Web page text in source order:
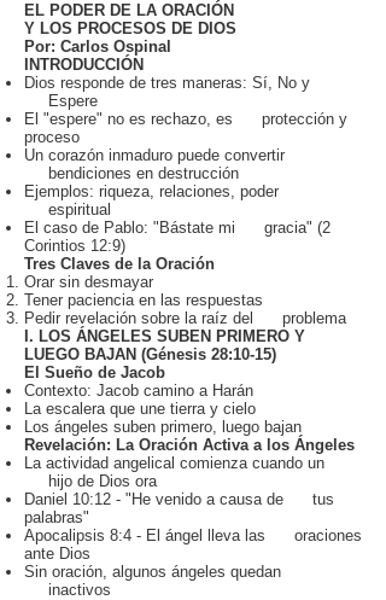
EL PODER DE LA ORACIÓN
Y LOS PROCESOS DE DIOS
Por: Carlos Ospinal
INTRODUCCIÓN
Dios responde de tres maneras: Sí, No y
Espere
El "espere" no es rechazo, es protección y
proceso
Un corazón inmaduro puede convertir
bendiciones en destrucción
Ejemplos: riqueza, relaciones, poder
espiritual
El caso de Pablo: "Bástate mi gracia" (2
Corintios 12:9)
Tres Claves de la Oración
Orar sin desmayar
Tener paciencia en las respuestas
Pedir revelación sobre la raíz del problema
I. LOS ÁNGELES SUBEN PRIMERO Y
LUEGO BAJAN (Génesis 28:10-15)
El Sueño de Jacob
Contexto: Jacob camino a Harán
La escalera que une tierra y cielo
Los ángeles suben primero, luego bajan
Revelación: La Oración Activa a los Ángeles
La actividad angelical comienza cuando un
hijo de Dios ora
Daniel 10:12 - "He venido a causa de tus
palabras"
Apocalipsis 8:4 - El ángel lleva las oraciones
ante Dios
Sin oración, algunos ángeles quedan
inactivos